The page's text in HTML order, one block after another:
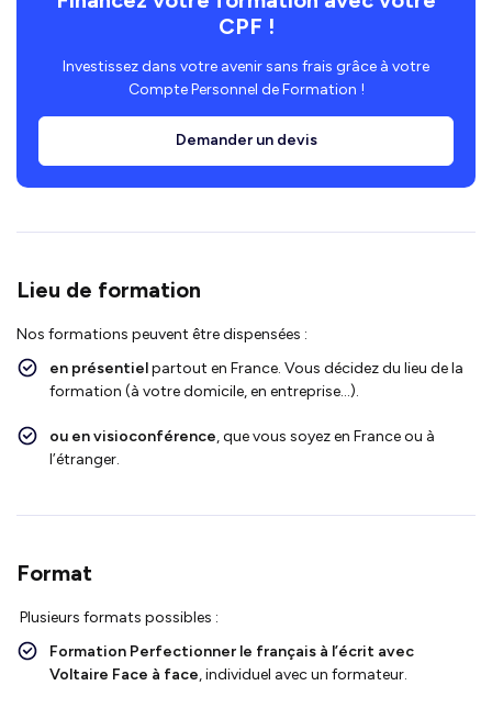
CPF !
Investissez dans votre avenir sans frais grâce à votre
Compte Personnel de Formation !
Demander un devis
Lieu de formation
Nos formations peuvent être dispensées :
en présentielpartout en France. Vous décidez du lieu de la
formation (à votre domicile, en entreprise…).
ou en visioconférence, que vous soyez en France ou à
l’étranger.
Format
Plusieurs formats possibles :
Formation Perfectionner le français à l’écrit avec
Voltaire Face à face, individuel avec un formateur.